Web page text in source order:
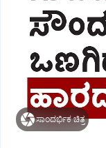
ಸಾಂದರ್ಭಿಕ ಚಿತ್ರ